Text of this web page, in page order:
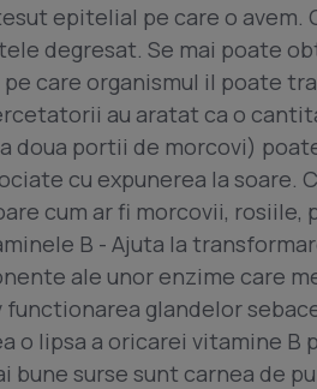
epitelial pe care o avem.
degresat. Se mai poate
care organismul il poate
au aratat ca o
doua portii de morcovi)
cu expunerea la soare.
cum ar fi morcovii, rosiile,
B - Ajuta la
ale unor enzime care
glandelor
o lipsa a oricarei vitamine B
bune surse sunt carnea de